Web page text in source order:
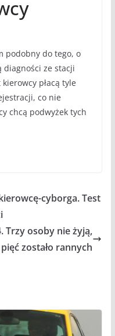
podobny do tego, o
ze stacji
płacą tyle
co nie
chcą podwyżek tych
cyborga. Test
Trzy osoby nie żyją,
pięć zostało rannych